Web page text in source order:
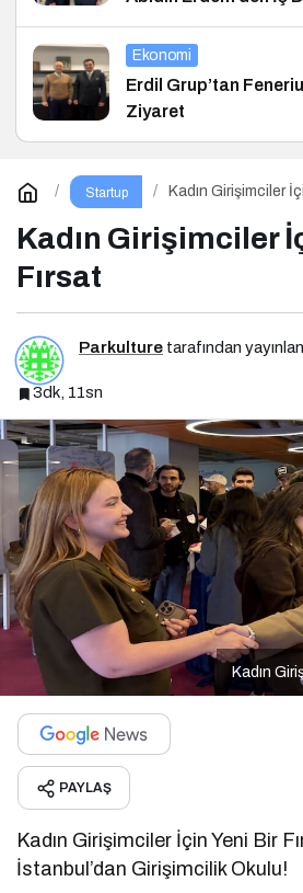
Ekonomi
Erdil Grup’tan
Ziyaret
Startup Kadın Girişimciler
Kadın Girişimciler
Fırsat
Parkulture tarafından
3dk, 11sn
Kadın
PAYLAŞ
Kadın Girişimciler İçin Yeni Bir
İstanbul’dan Girişimcilik Okulu!